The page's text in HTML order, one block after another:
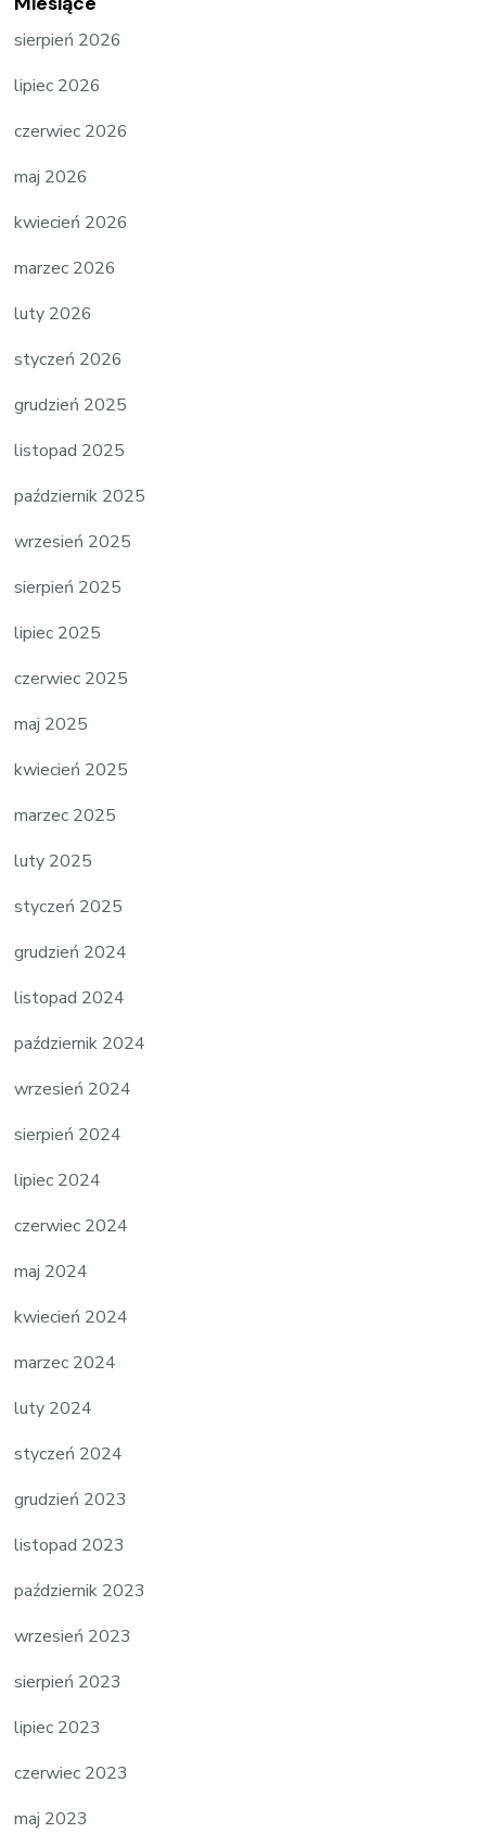
sierpień 2026
lipiec 2026
czerwiec 2026
maj 2026
kwiecień 2026
marzec 2026
luty 2026
styczeń 2026
grudzień 2025
listopad 2025
październik 2025
wrzesień 2025
sierpień 2025
lipiec 2025
czerwiec 2025
maj 2025
kwiecień 2025
marzec 2025
luty 2025
styczeń 2025
grudzień 2024
listopad 2024
październik 2024
wrzesień 2024
sierpień 2024
lipiec 2024
czerwiec 2024
maj 2024
kwiecień 2024
marzec 2024
luty 2024
styczeń 2024
grudzień 2023
listopad 2023
październik 2023
wrzesień 2023
sierpień 2023
lipiec 2023
czerwiec 2023
maj 2023